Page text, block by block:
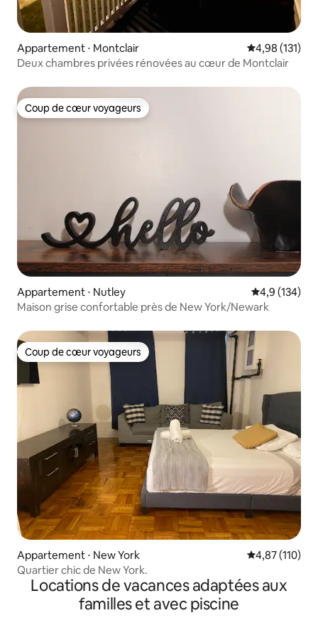
Appartement ⋅ Montclair Évaluation
4,98 (131)
Deux chambres privées rénovées au cœur de Montclair
Coup de cœur voyageurs
Coup de cœur voyageurs
Appartement ⋅ Nutley Évaluation
4,9 (134)
Maison grise confortable près de New York/Newark
Coup de cœur voyageurs
Coup de cœur voyageurs
Appartement ⋅ New York Évaluation
4,87 (110)
Quartier chic de New York.
Locations de vacances adaptées aux
familles et avec piscine